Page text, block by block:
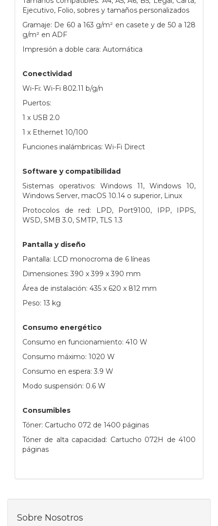
Ejecutivo, Folio, sobres y tamaños personalizados
Gramaje: De 60 a 163 g/m² en casete y de 50 a 128
g/m² en ADF
Impresión a doble cara: Automática
Conectividad
Wi-Fi: Wi-Fi 802.11 b/g/n
Puertos:
1 x USB 2.0
1 x Ethernet 10/100
Funciones inalámbricas: Wi-Fi Direct
Software y compatibilidad
Sistemas operativos: Windows 11, Windows 10,
Windows Server, macOS 10.14 o superior, Linux
Protocolos de red: LPD, Port9100, IPP, IPPS,
WSD, SMB 3.0, SMTP, TLS 1.3
Pantalla y diseño
Pantalla: LCD monocroma de 6 líneas
Dimensiones: 390 x 399 x 390 mm
Área de instalación: 435 x 620 x 812 mm
Peso: 13 kg
Consumo energético
Consumo en funcionamiento: 410 W
Consumo máximo: 1020 W
Consumo en espera: 3.9 W
Modo suspensión: 0.6 W
Consumibles
Tóner: Cartucho 072 de 1400 páginas
Tóner de alta capacidad: Cartucho 072H de 4100
páginas
Sobre Nosotros